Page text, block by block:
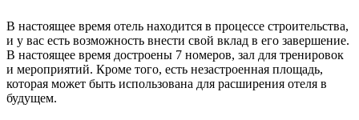
В настоящее время отель находится в процессе строительства,
и у вас есть возможность внести свой вклад в его завершение.
В настоящее время достроены 7 номеров, зал для тренировок
и мероприятий. Кроме того, есть незастроенная площадь,
которая может быть использована для расширения отеля в
будущем.